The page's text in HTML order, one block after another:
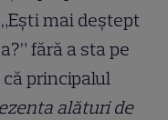
mai deştept
fără a sta pe
principalul
alături de